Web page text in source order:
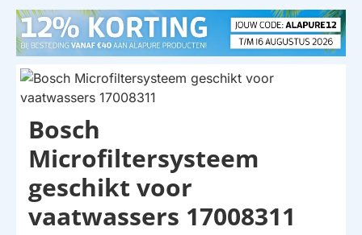
e
Bosch
Microfiltersysteem
geschikt voor
vaatwassers 17008311